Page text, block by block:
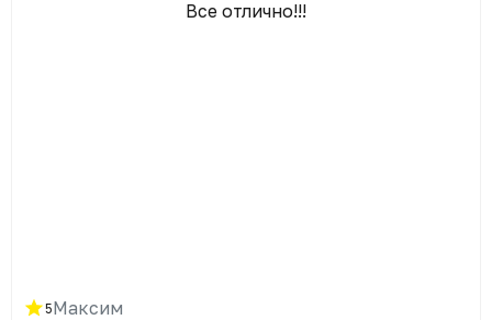
Все отлично!!!
5Максим